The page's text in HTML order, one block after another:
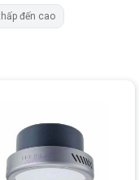
đến cao